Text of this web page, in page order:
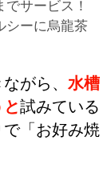
でサービス！
シーに烏龍茶
がら、 水槽
試みている
「お好み焼